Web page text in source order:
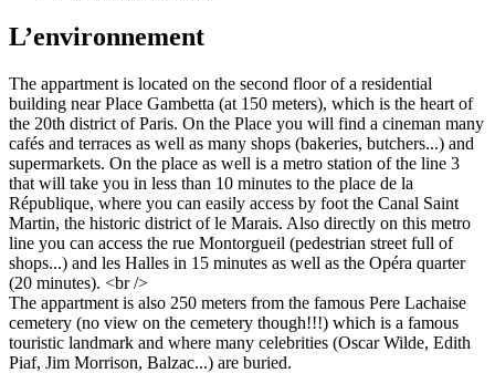
L’environnement
The appartment is located on the second floor of a residential
building near Place Gambetta (at 150 meters), which is the heart of
the 20th district of Paris. On the Place you will find a cineman many
cafés and terraces as well as many shops (bakeries, butchers...) and
supermarkets. On the place as well is a metro station of the line 3
that will take you in less than 10 minutes to the place de la
République, where you can easily access by foot the Canal Saint
Martin, the historic district of le Marais. Also directly on this metro
line you can access the rue Montorgueil (pedestrian street full of
shops...) and les Halles in 15 minutes as well as the Opéra quarter
(20 minutes). <br />
The appartment is also 250 meters from the famous Pere Lachaise
cemetery (no view on the cemetery though!!!) which is a famous
touristic landmark and where many celebrities (Oscar Wilde, Edith
Piaf, Jim Morrison, Balzac...) are buried.